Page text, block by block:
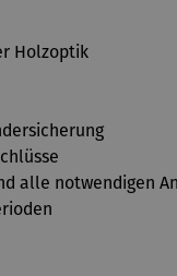
Holzoptik
alle notwendigen